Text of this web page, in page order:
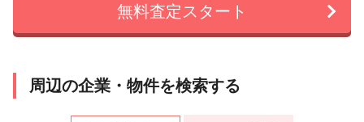
無料査定スタート
周辺の企業・物件を検索する